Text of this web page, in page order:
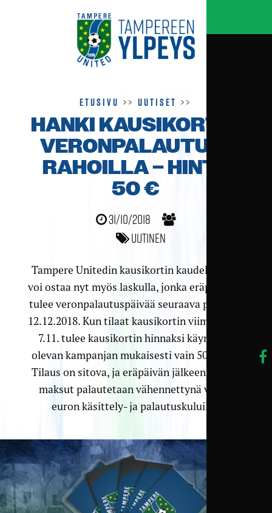
Etusivu >>Uutiset >>
HANKI KAUSIKORTTI
VERON­PALAUTUS­
RAHOILLA – HINTA
50 €
31/10/2018
Uutinen
Tampere Unitedin kausikortin kaudelle 2019
voi ostaa nyt myös laskulla, jonka eräpäiväksi
tulee veronpalautuspäivää seuraava päivä eli
12.12.2018. Kun tilaat kausikortin viimeistään
7.11. tulee kausikortin hinnaksi käynnissä
olevan kampanjan mukaisesti vain 50 euroa.
Tilaus on sitova, ja eräpäivän jälkeen tulleet
maksut palautetaan vähennettynä viiden
euron käsittely- ja palautuskuluilla.